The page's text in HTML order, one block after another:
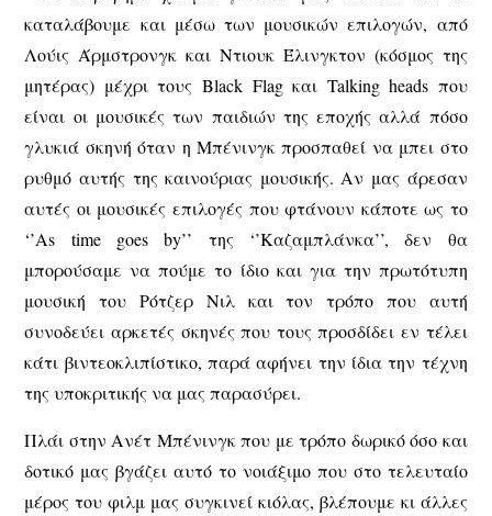
καταλάβουμε και μέσω των μουσικών επιλογών, από
Λούις Άρμστρονγκ και Ντιουκ Έλινγκτον (κόσμος της
μητέρας) μέχρι τους Black Flag και Talking heads που
είναι οι μουσικές των παιδιών της εποχής αλλά πόσο
γλυκιά σκηνή όταν η Μπένινγκ προσπαθεί να μπει στο
ρυθμό αυτής της καινούριας μουσικής. Αν μας άρεσαν
αυτές οι μουσικές επιλογές που φτάνουν κάποτε ως το
‘’As time goes by’’ της ‘’Καζαμπλάνκα’’, δεν θα
μπορούσαμε να πούμε το ίδιο και για την πρωτότυπη
μουσική του Ρότζερ Νιλ και τον τρόπο που αυτή
συνοδεύει αρκετές σκηνές που τους προσδίδει εν τέλει
κάτι βιντεοκλιπίστικο, παρά αφήνει την ίδια την τέχνη
της υποκριτικής να μας παρασύρει.
Πλάι στην Ανέτ Μπένινγκ που με τρόπο δωρικό όσο και
δοτικό μας βγάζει αυτό το νοιάξιμο που στο τελευταίο
μέρος του φιλμ μας συγκινεί κιόλας, βλέπουμε κι άλλες